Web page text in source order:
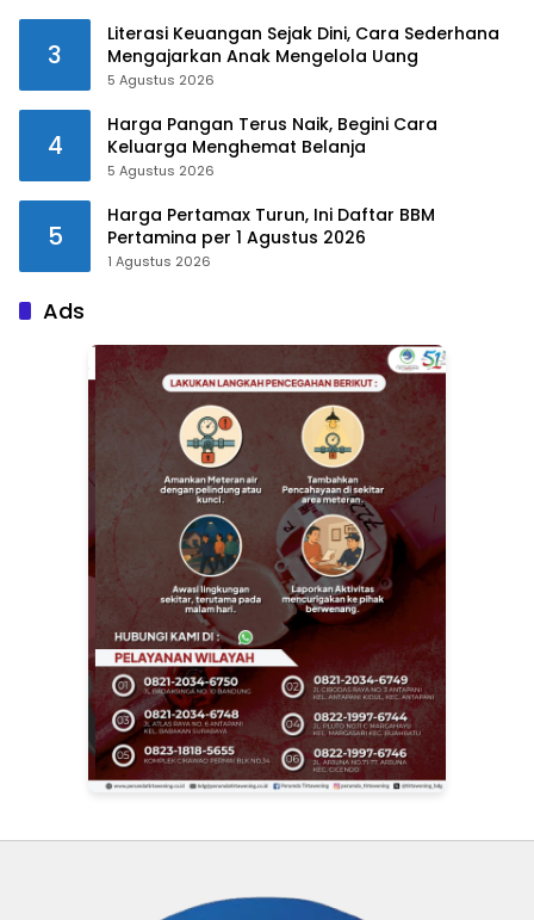
3
Literasi Keuangan Sejak Dini, Cara Sederhana
Mengajarkan Anak Mengelola Uang
5 Agustus 2026
4
Harga Pangan Terus Naik, Begini Cara
Keluarga Menghemat Belanja
5 Agustus 2026
5
Harga Pertamax Turun, Ini Daftar BBM
Pertamina per 1 Agustus 2026
1 Agustus 2026
Ads